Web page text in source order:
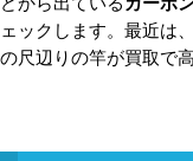
ェックします。最近は
の尺辺りの竿が買取で